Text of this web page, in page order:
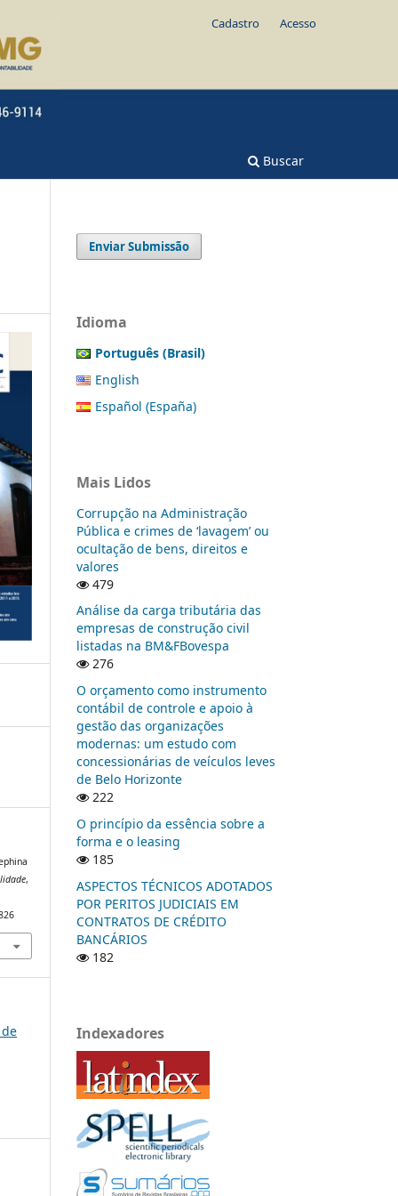
Buscar
Cadastro Acesso
,
Enviar Submissão
Idioma
Português (Brasil)
English
Español (España)
Mais Lidos
Corrupção na Administração
Pública e crimes de ‘lavagem’ ou
ocultação de bens, direitos e
valores
479
Análise da carga tributária das
empresas de construção civil
listadas na BM&FBovespa
276
O orçamento como instrumento
contábil de controle e apoio à
gestão das organizações
modernas: um estudo com
concessionárias de veículos leves
de Belo Horizonte
222
O princípio da essência sobre a
forma e o leasing
185
ASPECTOS TÉCNICOS ADOTADOS
POR PERITOS JUDICIAIS EM
CONTRATOS DE CRÉDITO
BANCÁRIOS
182
Indexadores